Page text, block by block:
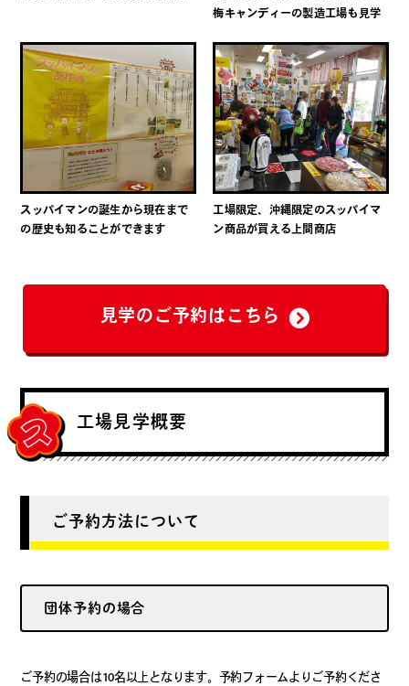
梅キャンディーの製造工場も見学
スッパイマンの誕生から現在まで
の歴史も知ることができます
工場限定、沖縄限定のスッパイマ
ン商品が買える上間商店
見学のご予約はこちら
工場見学概要
ご予約方法について
団体予約の場合
ご予約の場合は10名以上となります。予約フォームよりご予約くださ